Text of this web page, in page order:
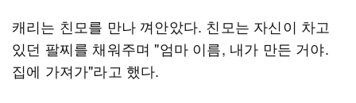
캐리는 친모를 만나 껴안았다. 친모는 자신이 차고
있던 팔찌를 채워주며 "엄마 이름, 내가 만든 거야.
집에 가져가"라고 했다.